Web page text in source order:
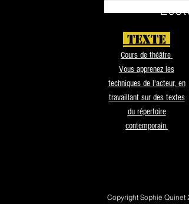
TEXTE
Cours de théâtre
Vous apprenez les
techniques de l'acteur, en
travaillant sur des textes
du répertoire
contemporain.
Copyright Sophie Quinet